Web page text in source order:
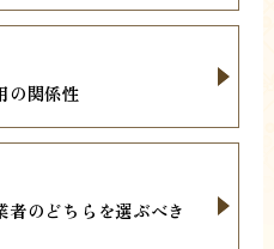
の関係性
者のどちらを選ぶべき